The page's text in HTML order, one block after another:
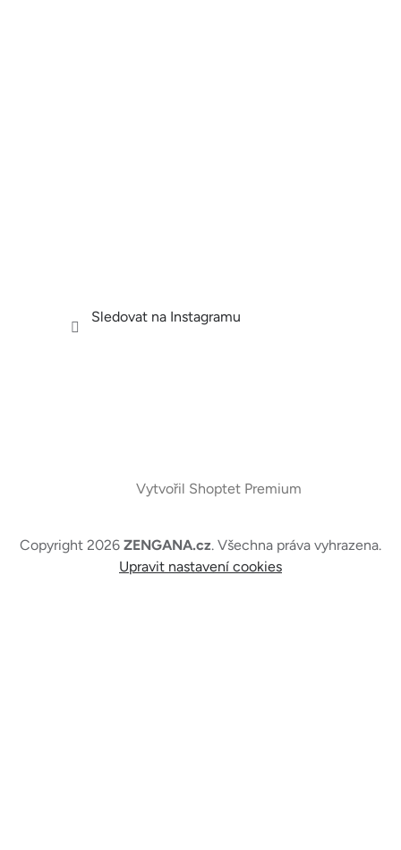
Sledovat na Instagramu
Vytvořil Shoptet Premium
Copyright 2026 ZENGANA.cz. Všechna práva vyhrazena.
Upravit nastavení cookies